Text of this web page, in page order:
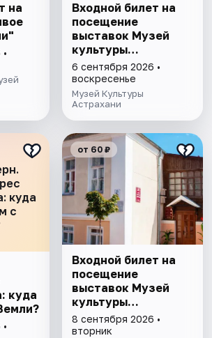
на
Входной билет на
посещение
выставок Музей
культуры
Астрахани
6 сентября 2026 •
воскресенье
Музей Культуры
Астрахани
куда
с
куда
от 60 ₽
Входной билет на
посещение
выставок Музей
культуры
Астрахани
8 сентября 2026 •
вторник